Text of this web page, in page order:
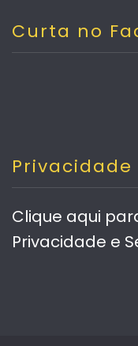
Curta no
Privacidade
Clique aqui
Privacidade e